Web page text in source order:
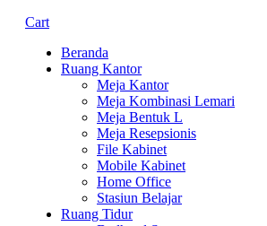
Cart
Beranda
Ruang Kantor
Meja Kantor
Meja Kombinasi Lemari
Meja Bentuk L
Meja Resepsionis
File Kabinet
Mobile Kabinet
Home Office
Stasiun Belajar
Ruang Tidur